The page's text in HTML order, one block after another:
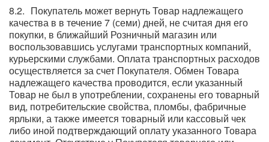
Покупатель может вернуть Товар надлежащего
качества в в течение 7 (семи) дней, не считая дня его
покупки, в ближайший Розничный магазин или
воспользовавшись услугами транспортных компаний,
курьерскими службами. Оплата транспортных расходов
осуществляется за счет Покупателя. Обмен Товара
надлежащего качества проводится, если указанный
Товар не был в употреблении, сохранены его товарный
вид, потребительские свойства, пломбы, фабричные
ярлыки, а также имеется товарный или кассовый чек
либо иной подтверждающий оплату указанного Товара